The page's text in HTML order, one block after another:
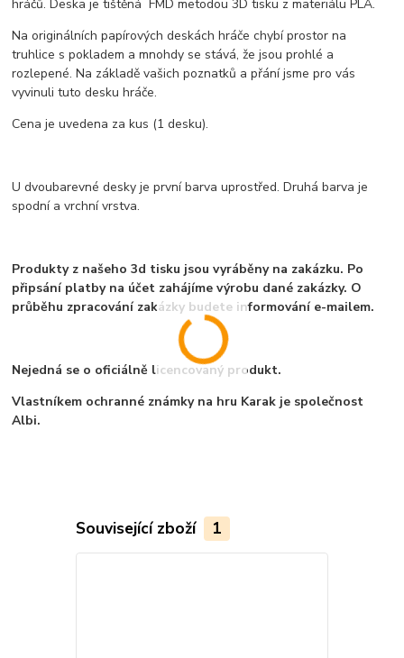
hráčů. Deska je tištěná FMD metodou 3D tisku z materiálu PLA.
Na originálních papírových deskách hráče chybí prostor na
truhlice s pokladem a mnohdy se stává, že jsou prohlé a
rozlepené. Na základě vašich poznatků a přání jsme pro vás
vyvinuli tuto desku hráče.
Cena je uvedena za kus (1 desku).
U dvoubarevné desky je první barva uprostřed. Druhá barva je
spodní a vrchní vrstva.
Produkty z našeho 3d tisku jsou vyráběny na zakázku. Po
připsání platby na účet zahájíme výrobu dané zakázky. O
průběhu zpracování zakázky budete informování e-mailem.
Nejedná se o oficiálně licencovaný produkt.
Vlastníkem ochranné známky na hru Karak je společnost
Albi.
Související zboží 1